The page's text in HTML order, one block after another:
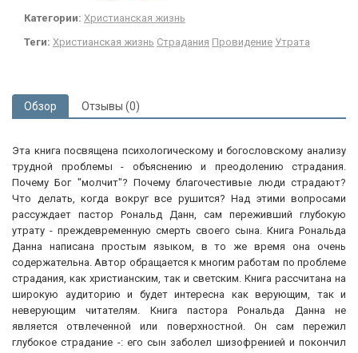
Категории: Христианская жизнь
Теги: Христианская жизнь Страдания Провидение Утрата
Обзор Отзывы (0)
Эта книга посвящена психологическому и богословскому анализу
трудной проблемы - объяснению и преодолению страдания.
Почему Бог "молчит"? Почему благочестивые люди страдают?
Что делать, когда вокруг все рушится? Над этими вопросами
рассуждает пастор Рональд Данн, сам переживший глубокую
утрату - преждевременную смерть своего сына. Книга Рональда
Данна написана простым языком, в то же время она очень
содержательна. Автор обращается к многим работам по проблеме
страдания, как христианским, так и светским. Книга рассчитана на
широкую аудиторию и будет интересна как верующим, так и
неверующим читателям. Книга пастора Рональда Данна не
является отвлеченной или поверхностной. Он сам пережил
глубокое страдание -: его сын заболел шизофренией и покончил